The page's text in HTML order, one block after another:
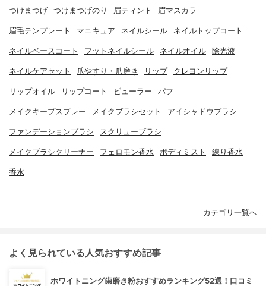
つけまつげ つけまつげのり 眉ティント 眉マスカラ
眉毛テンプレート マニキュア ネイルシール ネイルトップコート
ネイルベースコート フットネイルシール ネイルオイル 除光液
ネイルケアセット 爪やすり・爪磨き リップ クレヨンリップ
リップオイル リップコート ビューラー パフ
メイクキープスプレー メイクブラシセット アイシャドウブラシ
ファンデーションブラシ スクリューブラシ
メイクブラシクリーナー フェロモン香水 ボディミスト 練り香水
香水
カテゴリ一覧へ
よく見られている人気おすすめ記事
ホワイトニング歯磨き粉おすすめランキング52選！口コミ